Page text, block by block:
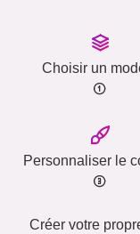
Choisir un
Personnaliser le
Créer votre